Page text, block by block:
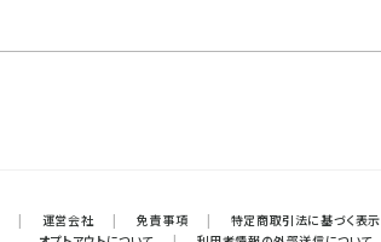
| 運営会社 | 免責事項 | 特定商取引法に基づく表示